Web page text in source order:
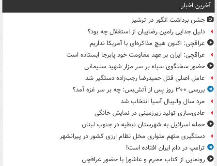
آخرین اخبار
جشن برداشت انگور در ترشیز
دلیل جدایی رامین رضاییان از استقلال چه بود؟
عراقچی: اکنون هیچ مذاکره‌ای با آمریکا نداریم
عراقچی: ایران بر عهد مقاومت خود پابرجا ایستاده است
حضور سخنگوی سپاه بر سر مزار شهید سلیمانی
عامل اصلی قتل حمیدرضا رجب‌زاده دستگیر شد
بررسی ۳۰۰ روز پس از آتش‌بس: چه بر سر غزه آمد؟
مرد سال والیبال آسیا انتخاب شد
عادی‌سازی تولید زیرزمینی در نمایش خانگی
حمله اسرائیل به شهرستان نبطیه در جنوب لبنان
دستگیری متهم متواری مخل نظام ارزی کشور در پیرانشهر
ترامپ در دام ایران افتاده است!
رونمایی از کتاب محرم و عاشورا با حضور عراقچی